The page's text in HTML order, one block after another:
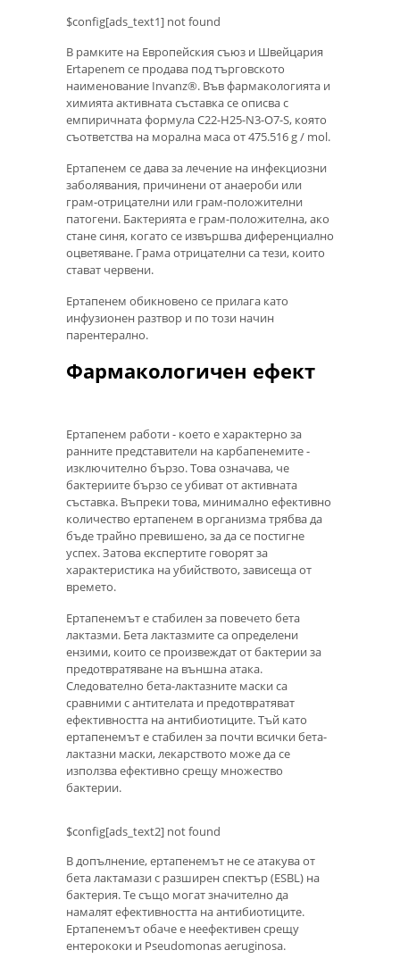
$config[ads_text1] not found
В рамките на Европейския съюз и Швейцария
Ertapenem се продава под търговското
наименование Invanz®. Във фармакологията и
химията активната съставка се описва с
емпиричната формула C22-H25-N3-O7-S, която
съответства на морална маса от 475.516 g / mol.
Ертапенем се дава за лечение на инфекциозни
заболявания, причинени от анаероби или
грам-отрицателни или грам-положителни
патогени. Бактерията е грам-положителна, ако
стане синя, когато се извършва диференциално
оцветяване. Грама отрицателни са тези, които
стават червени.
Ертапенем обикновено се прилага като
инфузионен разтвор и по този начин
парентерално.
Фармакологичен ефект
Ертапенем работи - което е характерно за
ранните представители на карбапенемите -
изключително бързо. Това означава, че
бактериите бързо се убиват от активната
съставка. Въпреки това, минимално ефективно
количество ертапенем в организма трябва да
бъде трайно превишено, за да се постигне
успех. Затова експертите говорят за
характеристика на убийството, зависеща от
времето.
Ертапенемът е стабилен за повечето бета
лактазми. Бета лактазмите са определени
ензими, които се произвеждат от бактерии за
предотвратяване на външна атака.
Следователно бета-лактазните маски са
сравними с антителата и предотвратяват
ефективността на антибиотиците. Тъй като
ертапенемът е стабилен за почти всички бета-
лактазни маски, лекарството може да се
използва ефективно срещу множество
бактерии.
$config[ads_text2] not found
В допълнение, ертапенемът не се атакува от
бета лактамази с разширен спектър (ESBL) на
бактерия. Те също могат значително да
намалят ефективността на антибиотиците.
Ертапенемът обаче е неефективен срещу
ентерококи и Pseudomonas aeruginosa.